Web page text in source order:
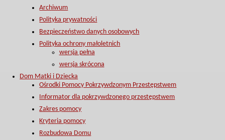
Archiwum
Polityka prywatności
Bezpieczeństwo danych osobowych
Polityka ochrony małoletnich
wersja pełna
wersja skrócona
Dom Matki i Dziecka
Ośrodki Pomocy Pokrzywdzonym Przestępstwem
Informator dla pokrzywdzonego przestępstwem
Zakres pomocy
Kryteria pomocy
Rozbudowa Domu